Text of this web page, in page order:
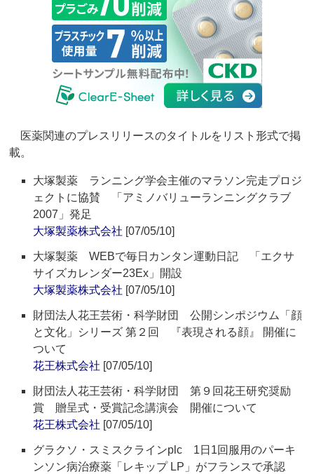
医薬関連のプレスリリースのタイトルをリスト形式で掲
載。
大塚製薬 ランニング学会主催のマラソン完走プロジ
ェクトに協賛 「アミノバリューランニングクラブ
2007」発足
大塚製薬株式会社 [07/05/10]
大塚製薬 WEBで毎日カンタン運動日記 「エクサ
サイズカレンダー23Ex」開設
大塚製薬株式会社 [07/05/10]
財団法人花王芸術・科学財団 公開シンポジウム「顔
と文化」シリーズ 第２回 『表現される顔』 開催に
ついて
花王株式会社 [07/05/10]
財団法人花王芸術・科学財団 第９回花王研究奨励
賞 贈呈式・受賞記念講演会 開催について
花王株式会社 [07/05/10]
グラクソ・スミスクラインplc 1日1回服用のパーキ
ンソン病治療薬「レキップ LP」がフランスで承認